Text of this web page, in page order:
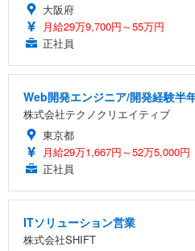
大阪府
月給29万9,700円～55万円
正社員
Web開発エンジニア/開発経験半
株式会社テクノクリエイティブ
東京都
月給29万1,667円～52万5,000円
正社員
ITソリューション営業
株式会社SHIFT